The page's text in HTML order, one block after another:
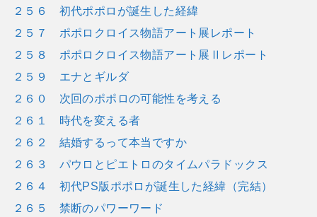
２５６ 初代ポポロが誕生した経緯
２５７ ポポロクロイス物語アート展レポート
２５８ ポポロクロイス物語アート展Ⅱレポート
２５９ エナとギルダ
２６０ 次回のポポロの可能性を考える
２６１ 時代を変える者
２６２ 結婚するって本当ですか
２６３ パウロとピエトロのタイムパラドックス
２６４ 初代PS版ポポロが誕生した経緯（完結）
２６５ 禁断のパワーワード